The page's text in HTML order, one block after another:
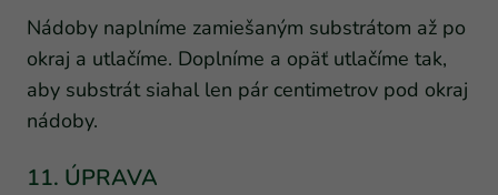
Nádoby naplníme zamiešaným substrátom až po
okraj a utlačíme. Doplníme a opäť utlačíme tak,
aby substrát siahal len pár centimetrov pod okraj
nádoby.
11. ÚPRAVA